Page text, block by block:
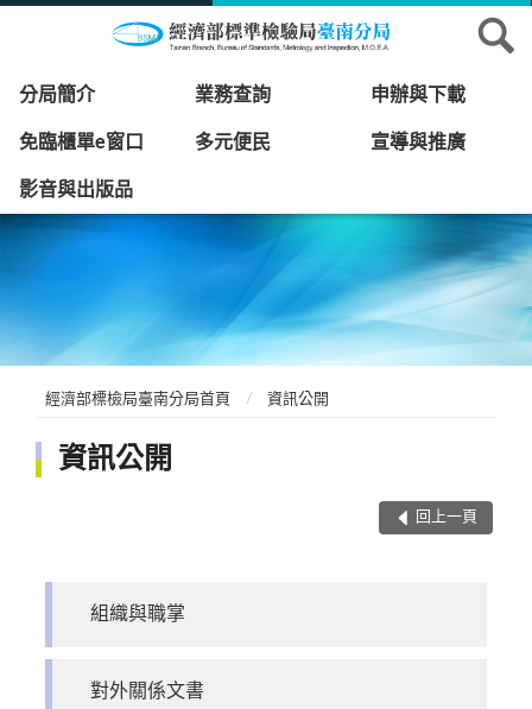
分局簡介 業務查詢 申辦與下載
免臨櫃單e窗口 多元便民 宣導與推廣
影音與出版品
經濟部標檢局臺南分局首頁 資訊公開
資訊公開
回上一頁
組織與職掌
對外關係文書